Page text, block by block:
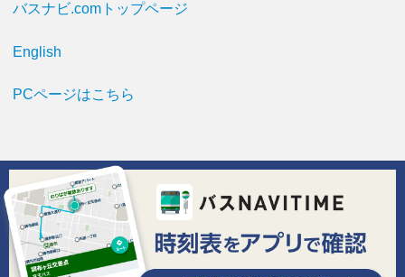
バスナビ.comトップページ
English
PCページはこちら